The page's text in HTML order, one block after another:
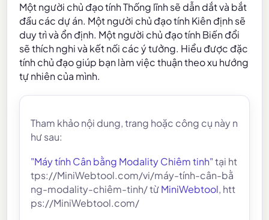
Một người chủ đạo tính Thống lĩnh sẽ dẫn dắt và bắt
đầu các dự án. Một người chủ đạo tính Kiên định sẽ
duy trì và ổn định. Một người chủ đạo tính Biến đổi
sẽ thích nghi và kết nối các ý tưởng. Hiểu được đặc
tính chủ đạo giúp bạn làm việc thuận theo xu hướng
tự nhiên của mình.
Tham khảo nội dung, trang hoặc công cụ này n
hư sau:
"Máy tính Cân bằng Modality Chiêm tinh"tại ht
tps://MiniWebtool.com/vi/máy-tính-cân-bằ
ng-modality-chiêm-tinh/ từMiniWebtool, htt
ps://MiniWebtool.com/